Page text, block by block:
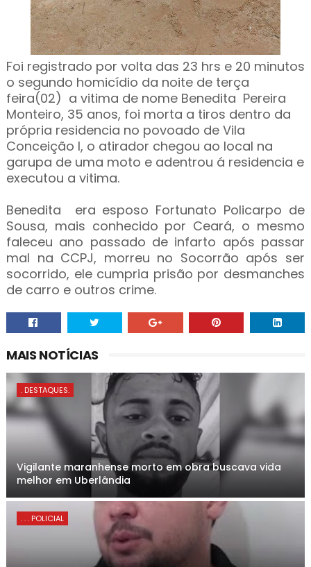
Foi registrado por volta das 23 hrs e 20 minutos
o segundo homicídio da noite de terça
feira(02) a vitima de nome Benedita Pereira
Monteiro, 35 anos, foi morta a tiros dentro da
própria residencia no povoado de Vila
Conceição I, o atirador chegou ao local na
garupa de uma moto e adentrou á residencia e
executou a vitima.
Benedita era esposo Fortunato Policarpo de
Sousa, mais conhecido por Ceará, o mesmo
faleceu ano passado de infarto após passar
mal na CCPJ, morreu no Socorrão após ser
socorrido, ele cumpria prisão por desmanches
de carro e outros crime.
MAIS NOTÍCIAS
. DESTAQUES.
Vigilante maranhense morto em obra buscava vida
melhor em Uberlândia
. . . POLICIAL